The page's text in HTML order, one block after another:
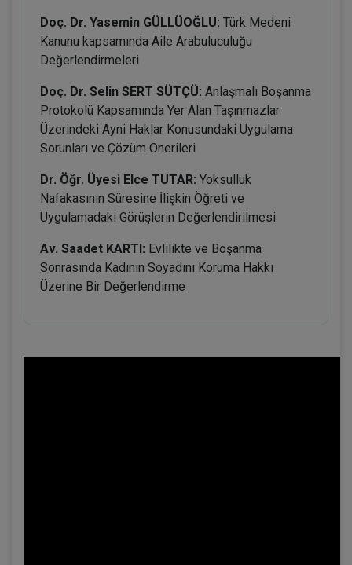
Doç. Dr. Yasemin GÜLLÜOĞLU: Türk Medeni
Kanunu kapsamında Aile Arabuluculuğu
Değerlendirmeleri
Doç. Dr. Selin SERT SÜTÇÜ: Anlaşmalı Boşanma
Protokolü Kapsamında Yer Alan Taşınmazlar
Üzerindeki Ayni Haklar Konusundaki Uygulama
Sorunları ve Çözüm Önerileri
Dr. Öğr. Üyesi Elce TUTAR: Yoksulluk
Nafakasının Süresine İlişkin Öğreti ve
Uygulamadaki Görüşlerin Değerlendirilmesi
Av. Saadet KARTI: Evlilikte ve Boşanma
Sonrasında Kadının Soyadını Koruma Hakkı
Üzerine Bir Değerlendirme